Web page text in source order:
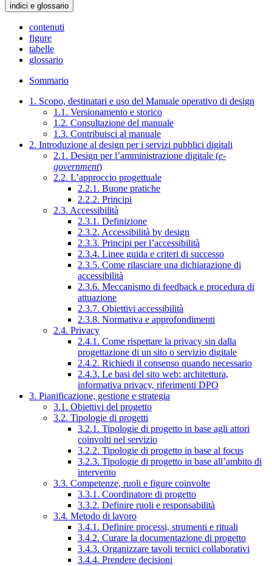
indici e glossario
contenuti
figure
tabelle
glossario
Sommario
1. Scopo, destinatari e uso del Manuale operativo di design
1.1. Versionamento e storico
1.2. Consultazione del manuale
1.3. Contribuisci al manuale
2. Introduzione al design per i servizi pubblici digitali
2.1. Design per l’amministrazione digitale (e-
government)
2.2. L’approccio progettuale
2.2.1. Buone pratiche
2.2.2. Principi
2.3. Accessibilità
2.3.1. Definizione
2.3.2. Accessibilità by design
2.3.3. Principi per l’accessibilità
2.3.4. Linee guida e criteri di successo
2.3.5. Come rilasciare una dichiarazione di
accessibilità
2.3.6. Meccanismo di feedback e procedura di
attuazione
2.3.7. Obiettivi accessibilità
2.3.8. Normativa e approfondimenti
2.4. Privacy
2.4.1. Come rispettare la privacy sin dalla
progettazione di un sito o servizio digitale
2.4.2. Richiedi il consenso quando necessario
2.4.3. Le basi del sito web: architettura,
informativa privacy, riferimenti DPO
3. Pianificazione, gestione e strategia
3.1. Obiettivi del progetto
3.2. Tipologie di progetti
3.2.1. Tipologie di progetto in base agli attori
coinvolti nel servizio
3.2.2. Tipologie di progetto in base al focus
3.2.3. Tipologie di progetto in base all’ambito di
intervento
3.3. Competenze, ruoli e figure coinvolte
3.3.1. Coordinatore di progetto
3.3.2. Definire ruoli e responsabilità
3.4. Metodo di lavoro
3.4.1. Definire processi, strumenti e rituali
3.4.2. Curare la documentazione di progetto
3.4.3. Organizzare tavoli tecnici collaborativi
3.4.4. Prendere decisioni